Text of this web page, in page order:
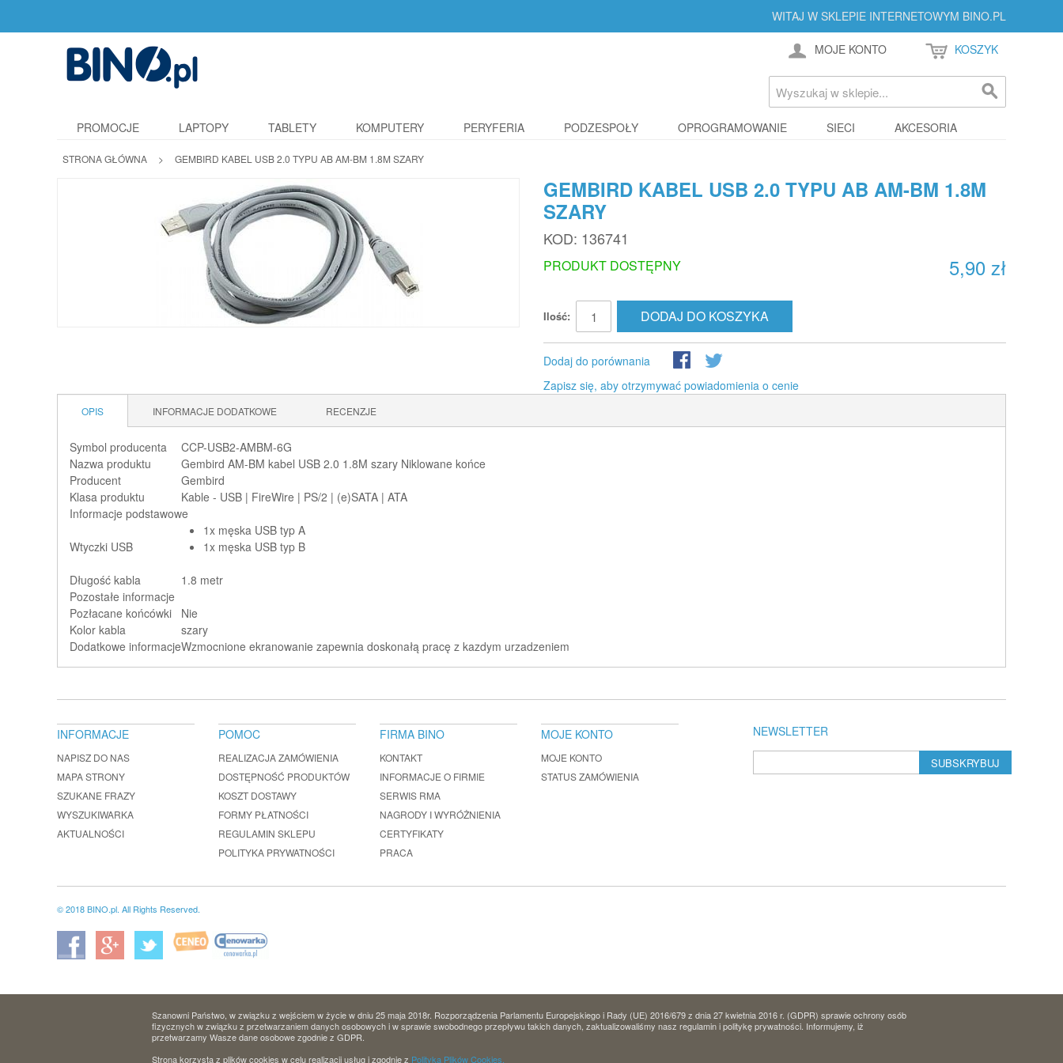
WITAJ W SKLEPIE INTERNETOWYM BINO.PL
MOJE KONTO KOSZYK
PROMOCJE LAPTOPY TABLETY KOMPUTERY PERYFERIA PODZESPOŁY OPROGRAMOWANIE SIECI AKCESORIA
STRONA GŁÓWNA > GEMBIRD KABEL USB 2.0 TYPU AB AM-BM 1.8M SZARY
GEMBIRD KABEL USB 2.0 TYPU AB AM-BM 1.8M
SZARY
KOD: 136741
5,90 zł
PRODUKT DOSTĘPNY
Ilość: DODAJ DO KOSZYKA
Dodaj do porównania
Zapisz się, aby otrzymywać powiadomienia o cenie
OPIS INFORMACJE DODATKOWE RECENZJE
Symbol producenta
CCP-USB2-AMBM-6G
Nazwa produktu
Gembird AM-BM kabel USB 2.0 1.8M szary Niklowane końce
Producent
Gembird
Klasa produktu
Kable - USB | FireWire | PS/2 | (e)SATA | ATA
Informacje podstawowe
Wtyczki USB
1x męska USB typ A
1x męska USB typ B
Długość kabla
1.8 metr
Pozostałe informacje
Pozłacane końcówki
Nie
Kolor kabla
szary
Dodatkowe informacjeWzmocnione ekranowanie zapewnia doskonałą pracę z kazdym urzadzeniem
NEWSLETTER
SUBSKRYBUJ
INFORMACJE
NAPISZ DO NAS
MAPA STRONY
SZUKANE FRAZY
WYSZUKIWARKA
AKTUALNOŚCI
POMOC
REALIZACJA ZAMÓWIENIA
DOSTĘPNOŚĆ PRODUKTÓW
KOSZT DOSTAWY
FORMY PŁATNOŚCI
REGULAMIN SKLEPU
POLITYKA PRYWATNOŚCI
FIRMA BINO
KONTAKT
INFORMACJE O FIRMIE
SERWIS RMA
NAGRODY I WYRÓŻNIENIA
CERTYFIKATY
PRACA
MOJE KONTO
MOJE KONTO
STATUS ZAMÓWIENIA
© 2018 BINO.pl. All Rights Reserved.
Szanowni Państwo, w związku z wejściem w życie w dniu 25 maja 2018r. Rozporządzenia Parlamentu Europejskiego i Rady (UE) 2016/679 z dnia 27 kwietnia 2016 r. (GDPR) sprawie ochrony osób
fizycznych w związku z przetwarzaniem danych osobowych i w sprawie swobodnego przepływu takich danych, zaktualizowaliśmy nasz regulamin i politykę prywatności. Informujemy, iż
przetwarzamy Wasze dane osobowe zgodnie z GDPR.
Strona korzysta z plików cookies w celu realizacji usług i zgodnie z Polityką Plików Cookies.